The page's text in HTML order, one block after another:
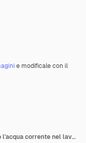
e modificale con il
Lavaggio delle mani con sapone sotto l'acqua corrente nel lavandino bianco.